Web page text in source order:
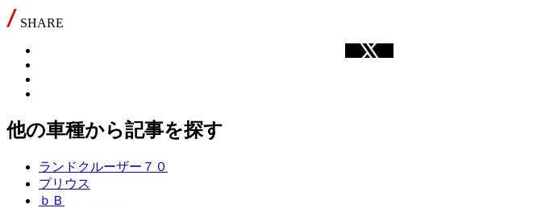
SHARE
他の車種から記事を探す
ランドクルーザー７０
プリウス
ｂＢ